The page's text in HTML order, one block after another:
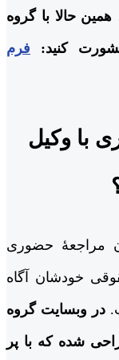
حالا با گروه
کنید: فرم
با وکیل
مراجعۀ حضوری
خودشان آگاه
در وبسایت گروه
شده که با پر